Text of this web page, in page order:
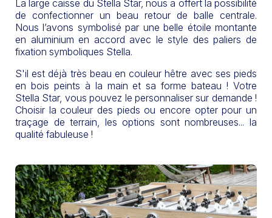
La large caisse du Stella Star, nous a offert la possibilité
de confectionner un beau retour de balle centrale.
Nous l’avons symbolisé par une belle étoile montante
en aluminium en accord avec le style des paliers de
fixation symboliques Stella.
S'il est déjà très beau en couleur hêtre avec ses pieds
en bois peints à la main et sa forme bateau ! Votre
Stella Star, vous pouvez le personnaliser sur demande !
Choisir la couleur des pieds ou encore opter pour un
traçage de terrain, les options sont nombreuses... la
qualité fabuleuse !